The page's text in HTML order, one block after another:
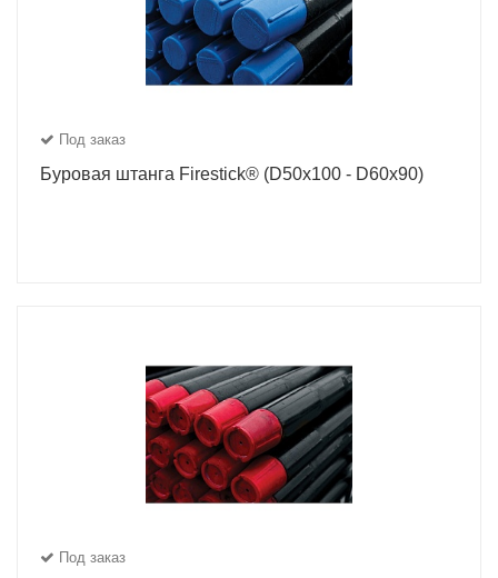
Под заказ
Буровая штанга Firestick® (D50x100 - D60x90)
Под заказ